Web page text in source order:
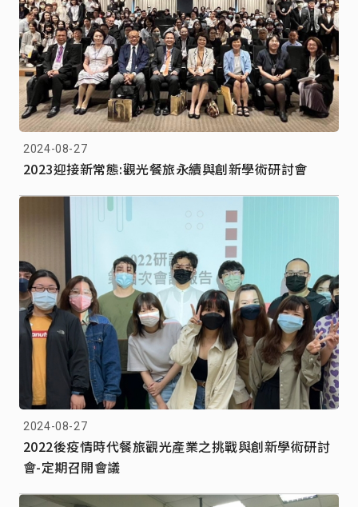
2024-08-27
2023迎接新常態:觀光餐旅永續與創新學術研討會
2024-08-27
2022後疫情時代餐旅觀光產業之挑戰與創新學術研討
會-定期召開會議